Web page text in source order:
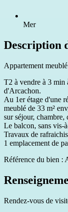
Mer
Description
Appartement
T2 à vendre à 3 min
d'Arcachon.
Au 1er étage d'une
meublé de 33 m²
sur séjour, chambre,
Le balcon, sans vis-
Travaux de
1 emplacement de
Référence du bien :
Rendez-vous de